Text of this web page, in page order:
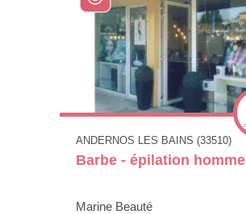
ANDERNOS LES BAINS (33510)
Barbe - épilation homme
Marine Beauté